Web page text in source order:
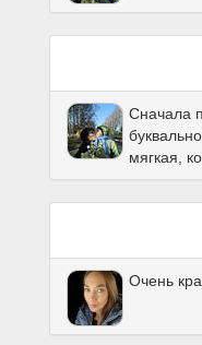
Сначала
мягкая,
Очень